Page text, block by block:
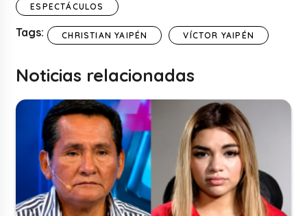
ESPECTÁCULOS
Tags: CHRISTIAN YAIPÉN VÍCTOR YAIPÉN
Noticias relacionadas